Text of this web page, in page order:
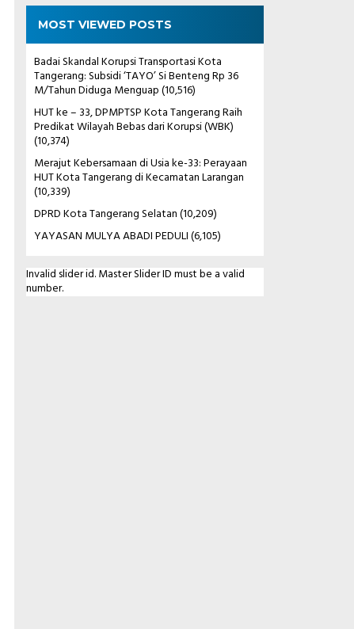
MOST VIEWED POSTS
Badai Skandal Korupsi Transportasi Kota
Tangerang: Subsidi ‘TAYO’ Si Benteng Rp 36
M/Tahun Diduga Menguap(10,516)
HUT ke – 33, DPMPTSP Kota Tangerang Raih
Predikat Wilayah Bebas dari Korupsi (WBK)
(10,374)
Merajut Kebersamaan di Usia ke-33: Perayaan
HUT Kota Tangerang di Kecamatan Larangan
(10,339)
DPRD Kota Tangerang Selatan(10,209)
YAYASAN MULYA ABADI PEDULI(6,105)
Invalid slider id. Master Slider ID must be a valid
number.